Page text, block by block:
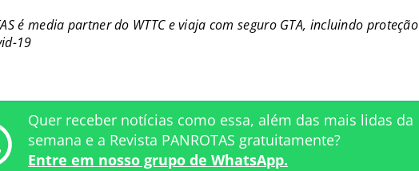
é media partner do WTTC e viaja com seguro GTA, incluindo proteção
19
Quer receber notícias como essa, além das mais lidas da
semana e a Revista PANROTAS gratuitamente?
Entre em nosso grupo de WhatsApp.